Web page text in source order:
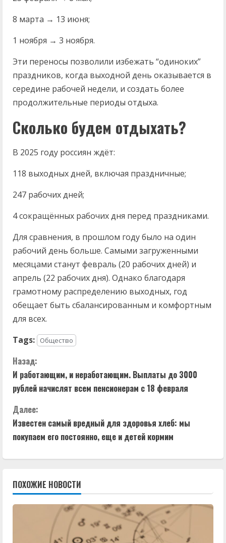
8 марта → 13 июня;
1 ноября → 3 ноября.
Эти переносы позволили избежать “одиноких”
праздников, когда выходной день оказывается в
середине рабочей недели, и создать более
продолжительные периоды отдыха.
Сколько будем отдыхать?
В 2025 году россиян ждёт:
118 выходных дней, включая праздничные;
247 рабочих дней;
4 сокращённых рабочих дня перед праздниками.
Для сравнения, в прошлом году было на один
рабочий день больше. Самыми загруженными
месяцами станут февраль (20 рабочих дней) и
апрель (22 рабочих дня). Однако благодаря
грамотному распределению выходных, год
обещает быть сбалансированным и комфортным
для всех.
Tags:
Общество
П
р
о
д
ж
и
Назад:
И работающим, и неработающим. Выплаты до 3000
рублей начислят всем пенсионерам с 18 февраля
Далее:
Известен самый вредный для здоровья хлеб: мы
покупаем его постоянно, еще и детей кормим
ПОХОЖИЕ НОВОСТИ